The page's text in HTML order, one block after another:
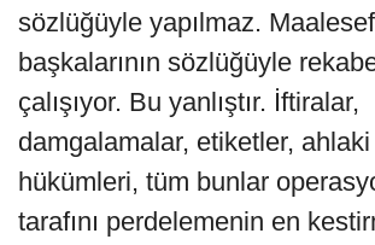
sözlüğüyle yapılmaz.
başkalarının sözlüğüyle
çalışıyor. Bu yanlıştır. İftiralar,
damgalamalar, etiketler,
hükümleri, tüm bunlar
tarafını perdelemenin en